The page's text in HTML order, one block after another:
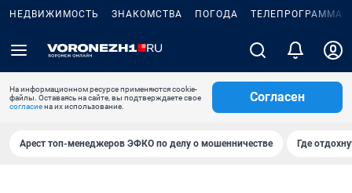
НЕДВИЖИМОСТЬ ЗНАКОМСТВА ПОГОДА ТЕЛЕПРОГРАММА
На информационном ресурсе применяются cookie-
файлы. Оставаясь на сайте, вы подтверждаете свое
согласиена их использование.
Согласен
Арест топ-менеджеров ЭФКО по делу о мошенничестве Где